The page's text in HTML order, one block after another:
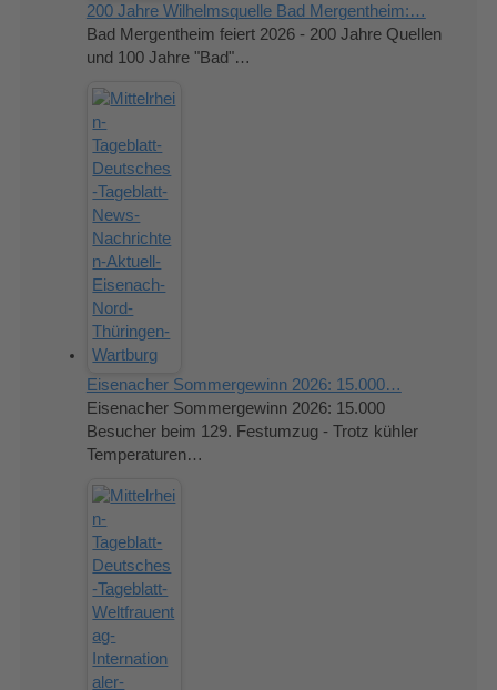
200 Jahre Wilhelmsquelle Bad Mergentheim:…
Bad Mergentheim feiert 2026 - 200 Jahre Quellen
und 100 Jahre "Bad"…
Eisenacher Sommergewinn 2026: 15.000…
Eisenacher Sommergewinn 2026: 15.000
Besucher beim 129. Festumzug - Trotz kühler
Temperaturen…